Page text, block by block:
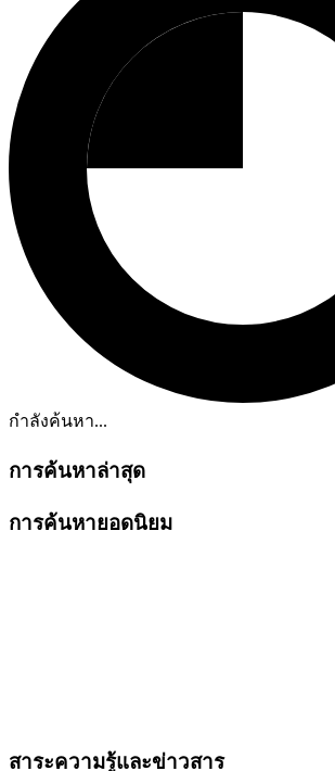
กำลังค้นหา...
การค้นหาล่าสุด
การค้นหายอดนิยม
สาระความรู้และข่าวสาร